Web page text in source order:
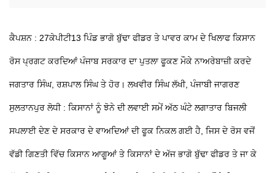
ਕੈਪਸ਼ਨ : 27ਕੇਪੀਟੀ13 ਪਿੰਡ ਭਾਗੋ ਬੁੱਢਾ ਫੀਡਰ ਤੇ ਪਾਵਰ ਕਾਮ ਦੇ ਖਿਲਾਫ ਕਿਸਾਨ
ਰੋਸ ਪ੍ਰਗਟ ਕਰਦਿਆਂ ਪੰਜਾਬ ਸਰਕਾਰ ਦਾ ਪੁਤਲਾ ਫੂਕਣ ਮੌਕੇ ਨਾਅਰੇਬਾਜ਼ੀ ਕਰਦੇ
ਜਗਤਾਰ ਸਿੰਘ, ਰਸ਼ਪਾਲ ਸਿੰਘ ਤੇ ਹੋਰ।ਲਖਵੀਰ ਸਿੰਘ ਲੱਖੀ, ਪੰਜਾਬੀ ਜਾਗਰਣ
ਸੁਲਤਾਨਪੁਰ ਲੋਧੀ : ਕਿਸਾਨਾਂ ਨੂੰ ਝੋਨੇ ਦੀ ਲਵਾਈ ਸਮੇਂ ਅੱਠ ਘੰਟੇ ਲਗਾਤਾਰ ਬਿਜਲੀ
ਸਪਲਾਈ ਦੇਣ ਦੇ ਸਰਕਾਰ ਦੇ ਵਾਅਦਿਆਂ ਦੀ ਫੂਕ ਨਿਕਲ ਗਈ ਹੈ, ਜਿਸ ਦੇ ਰੋਸ ਵਜੋਂ
ਵੱਡੀ ਗਿਣਤੀ ਵਿੱਚ ਕਿਸਾਨ ਆਗੂਆਂ ਤੇ ਕਿਸਾਨਾਂ ਦੇ ਅੱਜ ਭਾਗੋ ਬੁੱਢਾ ਫੀਡਰ ਤੇ ਜਾ ਕੇ